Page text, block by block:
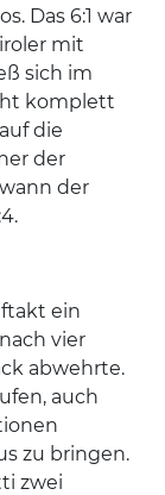
Das 6:1 war
mit
sich im
komplett
die
der
der
ein
vier
abwehrte.
auch
zu bringen.
zwei